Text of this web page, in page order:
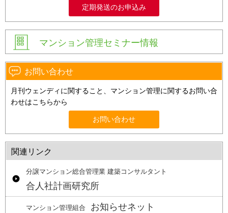
定期発送のお申込み
マンション管理セミナー情報
お問い合わせ
月刊ウェンディに関すること、マンション管理に関するお問い合
わせはこちらから
お問い合わせ
関連リンク
分譲マンション総合管理業 建築コンサルタント
合人社計画研究所
マンション管理組合 お知らせネット